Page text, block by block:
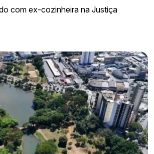
com ex-cozinheira na Justiça